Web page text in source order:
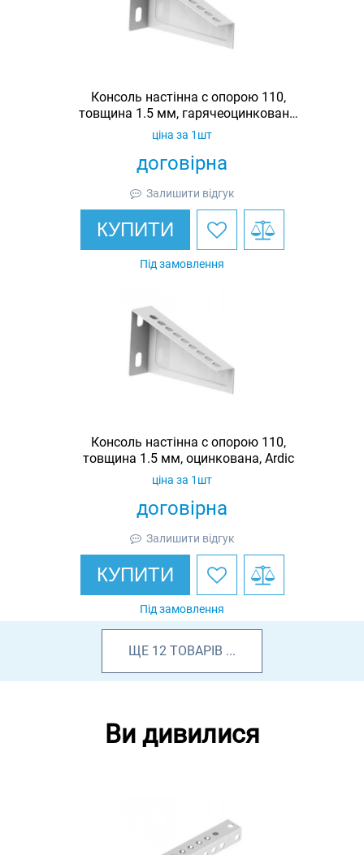
Консоль настінна c опорою 110,
товщина 1.5 мм, гарячеоцинкована,
Ardic
договірна
ціна за 1шт
Залишити відгук
КУПИТИ
Під замовлення
Консоль настінна c опорою 110,
товщина 1.5 мм, оцинкована, Ardic
договірна
ціна за 1шт
Залишити відгук
КУПИТИ
Під замовлення
ЩЕ 12 ТОВАРІВ ...
Ви дивилися